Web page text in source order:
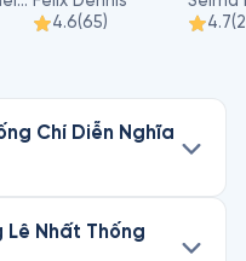
4.6(65)
4.7(
Chí Diễn Nghĩa
Lê Nhất Thống